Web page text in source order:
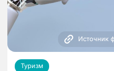
Источник
Туризм